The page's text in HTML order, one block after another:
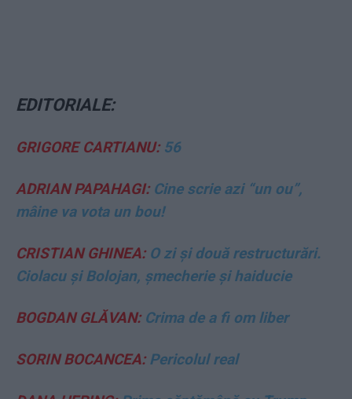
EDITORIALE:
GRIGORE CARTIANU:56
ADRIAN PAPAHAGI:Cine scrie azi “un ou”,
mâine va vota un bou!
CRISTIAN GHINEA:O zi și două restructurări.
Ciolacu și Bolojan, șmecherie și haiducie
BOGDAN GLĂVAN:Crima de a fi om liber
SORIN BOCANCEA:Pericolul real